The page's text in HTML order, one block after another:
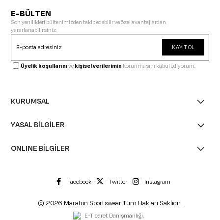
E-BÜLTEN
Son yenilikleri bültenimizden takip edebilir ve özel avantajlardan
yararlanabilirsiniz.
KAYIT OL
Üyelik koşullarınıvekişisel verilerimin korunmasını kabul ediyorum.
KURUMSAL
YASAL BİLGİLER
ONLINE BİLGİLER
Facebook Twitter Instagram
© 2026 Maraton Sportswear Tüm Hakları Saklıdır.